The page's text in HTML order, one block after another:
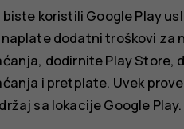
biste koristili Google Play
dodatni troškovi za
dodirnitePlay Store,
i pretplate. Uvek
sa lokacije Google Play.